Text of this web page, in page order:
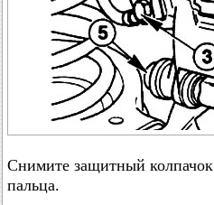
Снимите защитный
пальца.